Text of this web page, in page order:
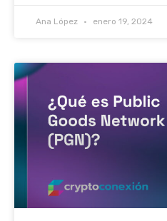
Ana López enero 19, 2024